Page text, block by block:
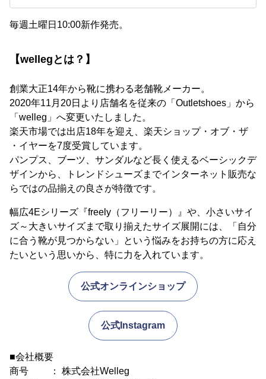
毎週土曜日10:00新作発売。
【wellegとは？】
創業大正14年から靴に携わる老舗靴メーカー。
2020年11月20日より店舗名を従来の「Outletshoes」から
「welleg」へ変更いたしました。
楽天市場では出店18年を迎え、楽天ショップ・オブ・ザ
・イヤーを7度受賞しています。
パンプス、ブーツ、サンダルなど長く使えるベーシックデ
ザインから、トレンドシューズまでインターネット販売な
らではの品揃えの良さが特徴です。
幅広4Eシリーズ『freely（フリーリー）』や、小さいサイ
ズ～大きいサイズまで取り揃えたサイズ展開には、「自分
に合う靴が見つからない」という悩みをお持ちの方に応え
たいという思いから、特に力を入れています。
公式オンラインショップ
公式Instagram
■会社概要
商号 ： 株式会社Welleg